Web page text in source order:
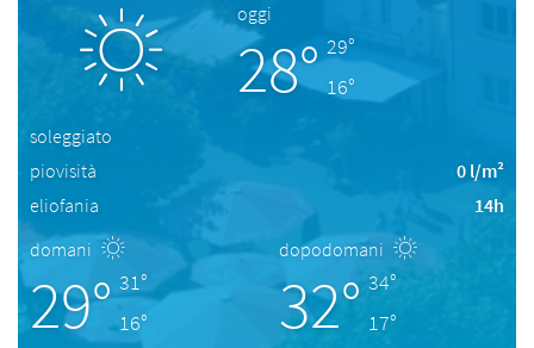
oggi
28° 29°
16°
soleggiato
piovisità
0 l/m²
eliofania
14h
domani
29° 31°
16°
dopodomani
32° 34°
17°